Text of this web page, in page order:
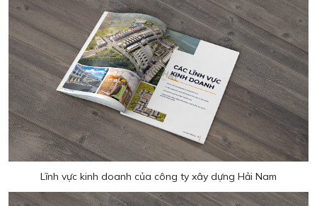
Lĩnh vực kinh doanh của công ty xây dựng Hải Nam